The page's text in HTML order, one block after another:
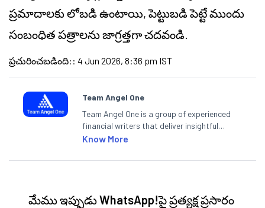
ప్రమాదాలకు లోబడి ఉంటాయి, పెట్టుబడి పెట్టే ముందు
సంబంధిత పత్రాలను జాగ్రత్తగా చదవండి.
ప్రచురించబడింది: : 4 Jun 2026, 8:36 pm IST
Team Angel One
Team Angel One is a group of experienced
financial writers that deliver insightful
articles on the stock market, IPO, economy,
categories.
Know More
మేము ఇప్పుడుWhatsApp!పై ప్రత్యక్ష ప్రసారం